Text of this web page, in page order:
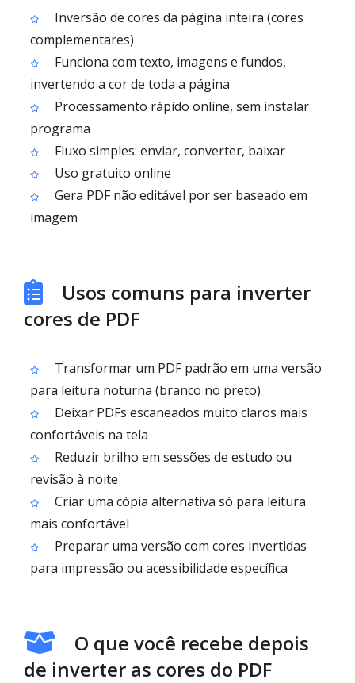
Inversão de cores da página inteira (cores
complementares)
Funciona com texto, imagens e fundos,
invertendo a cor de toda a página
Processamento rápido online, sem instalar
programa
Fluxo simples: enviar, converter, baixar
Uso gratuito online
Gera PDF não editável por ser baseado em
imagem
Usos comuns para inverter
cores de PDF
Transformar um PDF padrão em uma versão
para leitura noturna (branco no preto)
Deixar PDFs escaneados muito claros mais
confortáveis na tela
Reduzir brilho em sessões de estudo ou
revisão à noite
Criar uma cópia alternativa só para leitura
mais confortável
Preparar uma versão com cores invertidas
para impressão ou acessibilidade específica
O que você recebe depois
de inverter as cores do PDF